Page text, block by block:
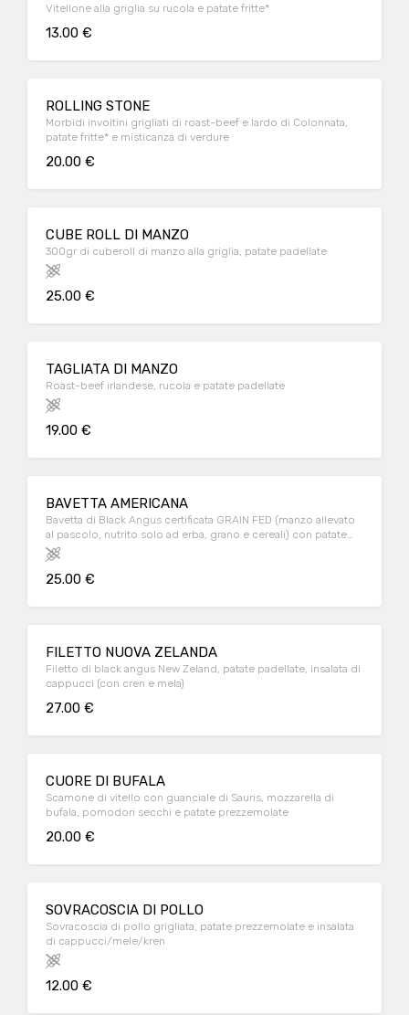
Vitellone alla griglia su rucola e patate fritte*
13.00 €
ROLLING STONE
Morbidi involtini grigliati di roast-beef e lardo di Colonnata,
patate fritte* e misticanza di verdure
20.00 €
CUBE ROLL DI MANZO
300gr di cuberoll di manzo alla griglia, patate padellate
25.00 €
TAGLIATA DI MANZO
Roast-beef irlandese, rucola e patate padellate
19.00 €
BAVETTA AMERICANA
Bavetta di Black Angus certificata GRAIN FED (manzo allevato
al pascolo, nutrito solo ad erba, grano e cereali) con patate
padellate
25.00 €
FILETTO NUOVA ZELANDA
Filetto di black angus New Zeland, patate padellate, insalata di
cappucci (con cren e mela)
27.00 €
CUORE DI BUFALA
Scamone di vitello con guanciale di Sauris, mozzarella di
bufala, pomodori secchi e patate prezzemolate
20.00 €
SOVRACOSCIA DI POLLO
Sovracoscia di pollo grigliata, patate prezzemolate e insalata
di cappucci/mele/kren
12.00 €